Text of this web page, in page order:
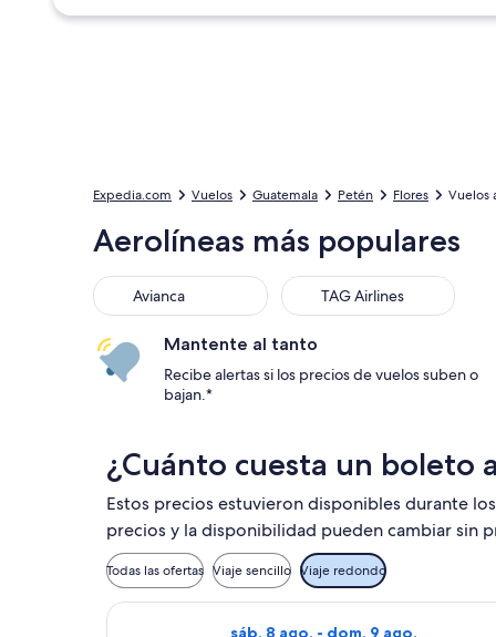
Expedia.com Vuelos Guatemala Petén Flores Vuelos
Aerolíneas más populares
Avianca
Avianca TAG Airlines
TAG Airlines
Mantente al tanto
Recibe alertas si los precios de vuelos suben o
bajan.*
¿Cuánto cuesta un boleto
Estos precios estuvieron disponibles durante
precios y la disponibilidad pueden cambiar sin
Todas las ofertas Viaje sencillo Viaje redondo
sáb, 8 ago. - dom, 9 ago.
Seleccionar vuelo de avianca,